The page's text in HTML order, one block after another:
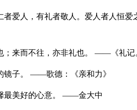
者爱人，有礼者敬人。爱人者人恒
；来而不往，亦非礼也。 ——《礼记
镜子。 ——歌德：《亲和力》
最美好的心意。 ——金大中